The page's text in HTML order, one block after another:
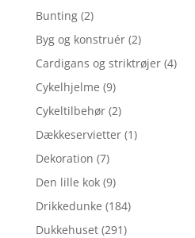
Bunting (2)
Byg og konstruér (2)
Cardigans og striktrøjer (4)
Cykelhjelme (9)
Cykeltilbehør (2)
Dækkeservietter (1)
Dekoration (7)
Den lille kok (9)
Drikkedunke (184)
Dukkehuset (291)